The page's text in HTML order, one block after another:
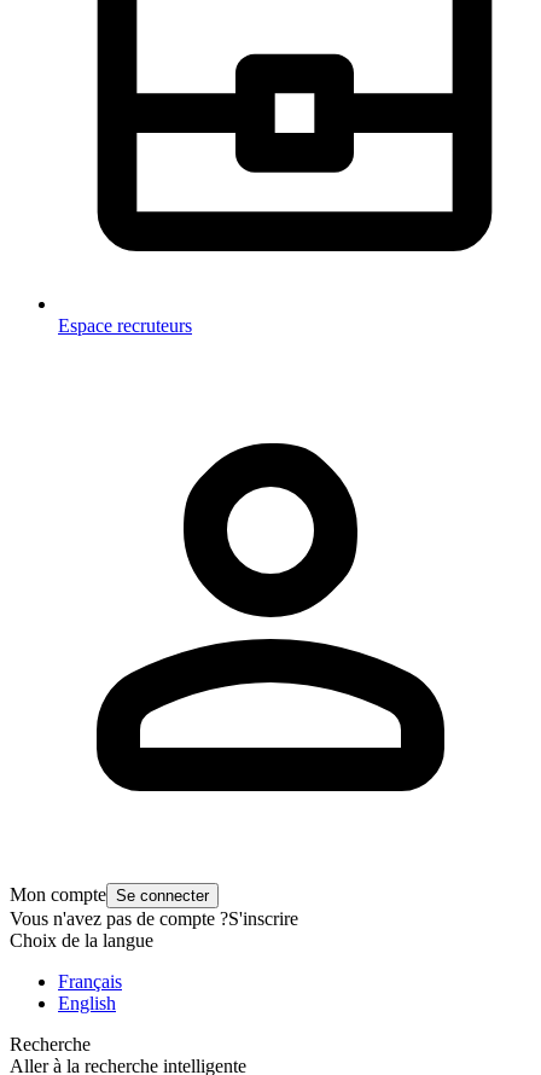
Espace recruteurs
Mon compte Se connecter
Vous n'avez pas de compte ?S'inscrire
Choix de la langue
Français
English
Recherche
Aller à la recherche intelligente